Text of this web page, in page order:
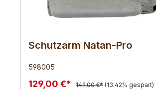
Schutzarm Natan-Pro
598005
129,00 €* 149,00 €* (13.42% gespart)